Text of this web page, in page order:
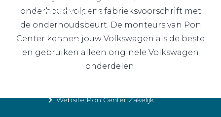
Private Lease
Terug
Website Pon Center Zakelijk
onderhoud volgens fabrieksvoorschrift met
de onderhoudsbeurt. De monteurs van Pon
Center kennen jouw Volkswagen als de beste
en gebruiken alleen originele Volkswagen
onderdelen.